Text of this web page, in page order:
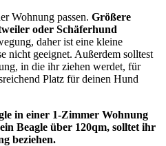
Wohnung passen. Größere
oder Schäferhund
daher ist eine kleine
nicht geeignet. Außerdem solltest
in die ihr ziehen werdet, für
Platz für deinen Hund
in einer 1-Zimmer Wohnung
Beagle über 120qm, solltet ihr
beziehen.